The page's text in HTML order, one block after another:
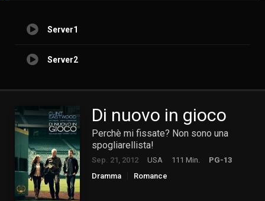
Server1
Server2
Di nuovo in gioco
Perchè mi fissate? Non sono una
spogliarellista!
Sep. 21, 2012 USA 111 Min.
PG-13
Dramma
Romance